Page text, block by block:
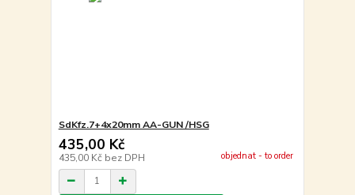
SdKfz.7+4x20mm AA-GUN /HSG
435,00 Kč
435,00 Kč bez DPH objednat - to order